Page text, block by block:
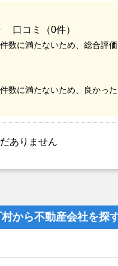
口コミ（0件）
数に満たないため、総合評価
数に満たないため、良かった
ありません
から不動産会社を探